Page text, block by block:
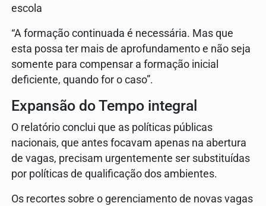
escola
“A formação continuada é necessária. Mas que
esta possa ter mais de aprofundamento e não seja
somente para compensar a formação inicial
deficiente, quando for o caso”.
Expansão do Tempo integral
O relatório conclui que as políticas públicas
nacionais, que antes focavam apenas na abertura
de vagas, precisam urgentemente ser substituídas
por políticas de qualificação dos ambientes.
Os recortes sobre o gerenciamento de novas vagas